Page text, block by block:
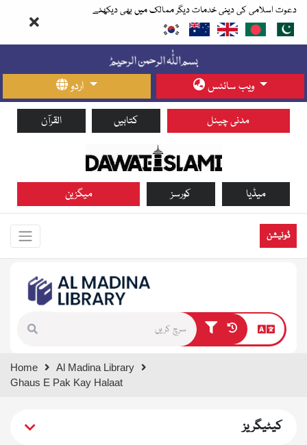
دعوت اسلامی کی دینی خدمات دیگر ممالک میں بھی دیکھئے
اردو ویب سائٹس
القرآن کتابیں مدنی چینل
میگزین کورسز میڈیا
ڈونیشن
results.
Home
Al Madina Library
Ghaus E Pak Kay Halaat
کیٹیگریز